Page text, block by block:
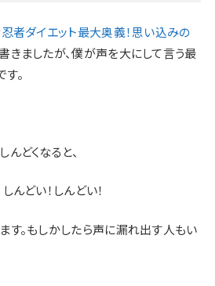
忍者ダイエット最大奥義！思い込みの
きましたが、僕が声を大にして言う最
。
どくなると、
んどい！しんどい！
す。もしかしたら声に漏れ出す人もい